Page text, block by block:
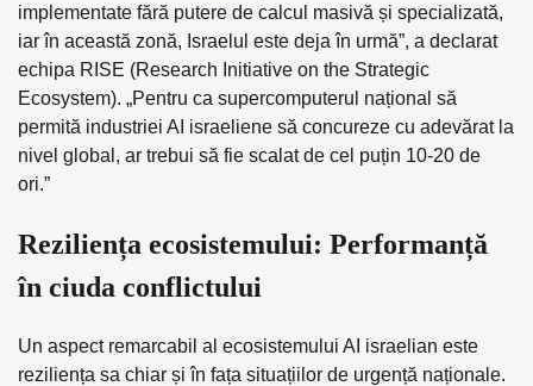
implementate fără putere de calcul masivă și specializată,
iar în această zonă, Israelul este deja în urmă”, a declarat
echipa RISE (Research Initiative on the Strategic
Ecosystem). „Pentru ca supercomputerul național să
permită industriei AI israeliene să concureze cu adevărat la
nivel global, ar trebui să fie scalat de cel puțin 10-20 de
ori.”
Reziliența ecosistemului: Performanță
în ciuda conflictului
Un aspect remarcabil al ecosistemului AI israelian este
reziliența sa chiar și în fața situațiilor de urgență naționale.